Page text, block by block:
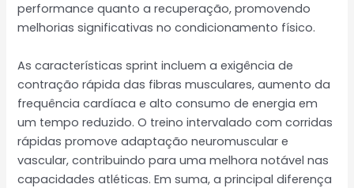
performance quanto a recuperação, promovendo
melhorias significativas no condicionamento físico.
As características sprint incluem a exigência de
contração rápida das fibras musculares, aumento da
frequência cardíaca e alto consumo de energia em
um tempo reduzido. O treino intervalado com corridas
rápidas promove adaptação neuromuscular e
vascular, contribuindo para uma melhora notável nas
capacidades atléticas. Em suma, a principal diferença